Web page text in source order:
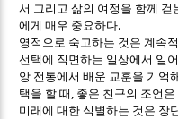
서 그리고 삶의 여정을 함께
에게 매우 중요하다.
영적으로 숙고하는 것은 계속
선택에 직면하는 일상에서 일
앙 전통에서 배운 교훈을 기억
택을 할 때 , 좋은 친구의 조언
미래에 대한 식별하는 것은 장